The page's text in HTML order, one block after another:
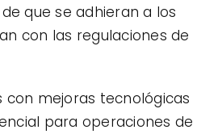
que se adhieran a los
con las regulaciones de
con mejoras tecnológicas
para operaciones de